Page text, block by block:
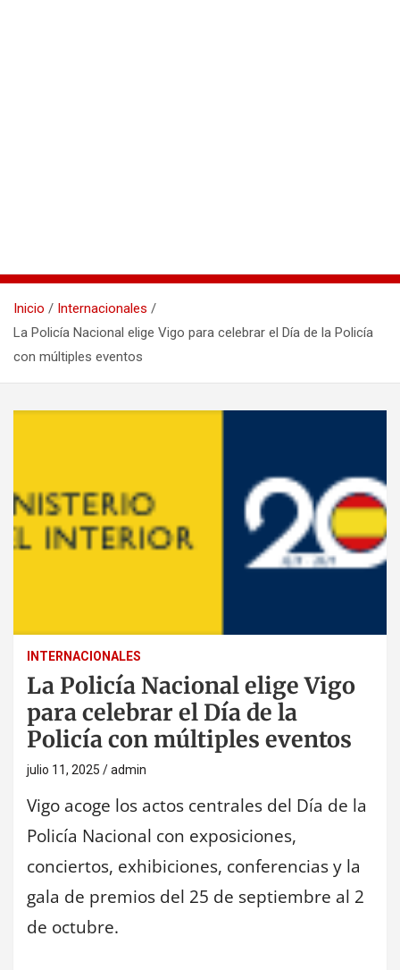
Inicio
Internacionales
La Policía Nacional elige Vigo para celebrar el Día de la Policía
con múltiples eventos
INTERNACIONALES
La Policía Nacional elige Vigo
para celebrar el Día de la
Policía con múltiples eventos
julio 11, 2025 admin
Vigo acoge los actos centrales del Día de la
Policía Nacional con exposiciones,
conciertos, exhibiciones, conferencias y la
gala de premios del 25 de septiembre al 2
de octubre.